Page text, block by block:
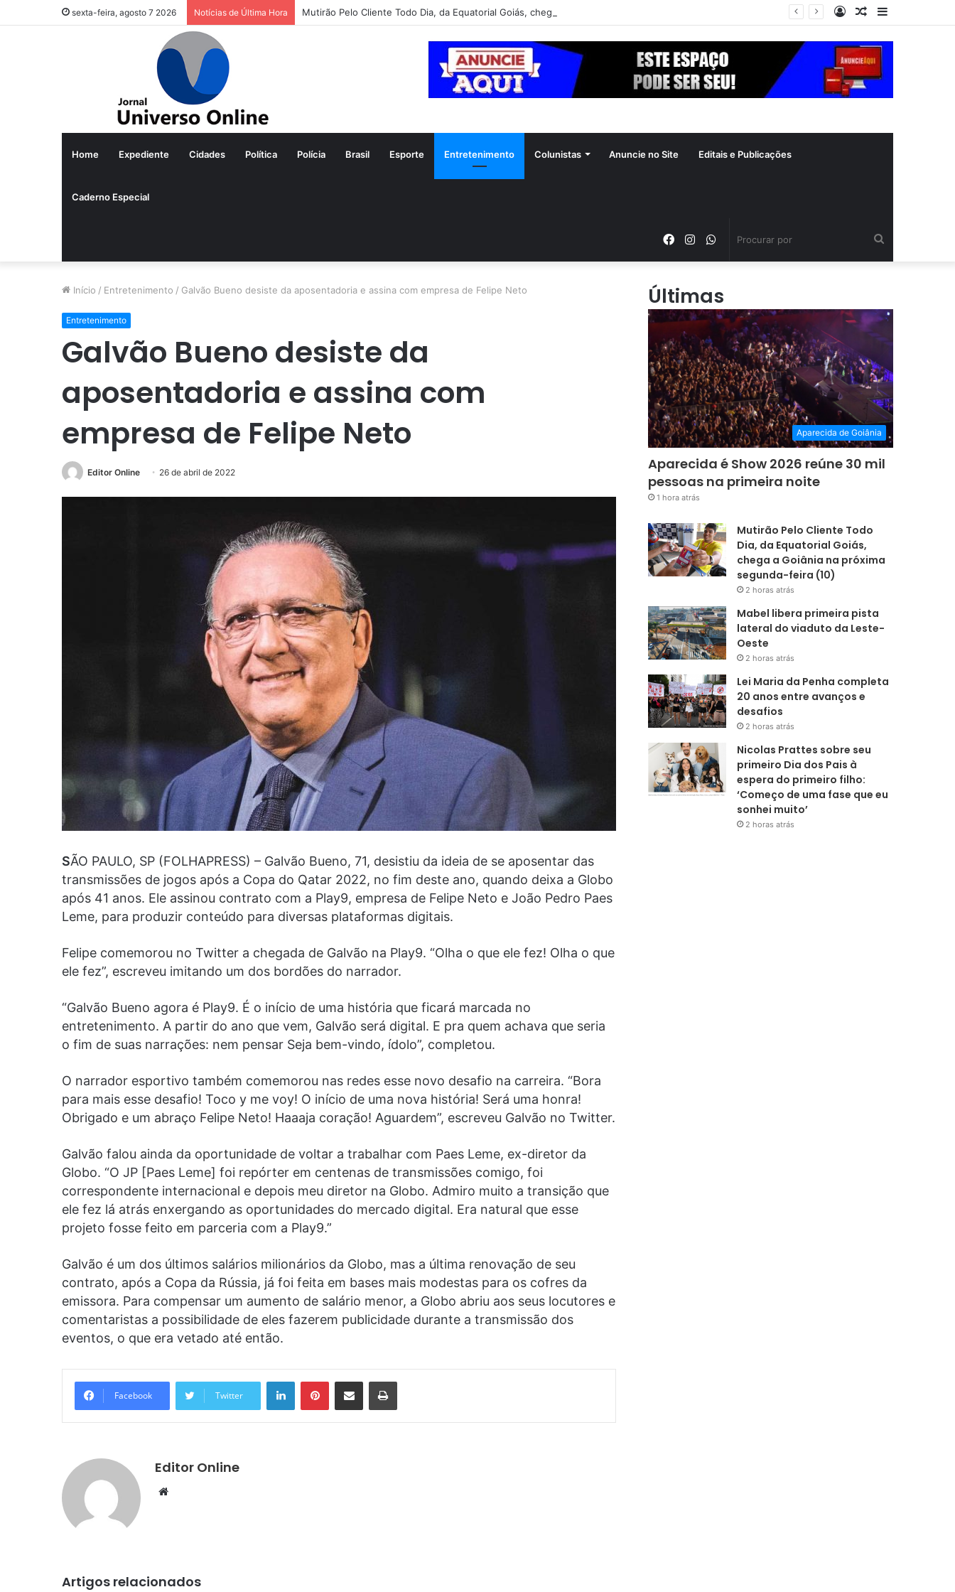
sexta-feira, agosto 7 2026 Notícias de Última Hora Mutirão Pelo Cliente Todo Dia, da Equatorial Goiás, chega a Goiânia na próxima segunda-feira (10)
Barra
Artigo
Entrar
Home Expediente Cidades Política Polícia Brasil Esporte Entretenimento Colunistas Anuncie no Site Editais e Publicações
Caderno Especial
WhatsApp
Instagram
Facebook
Início / Entretenimento / Galvão Bueno desiste da aposentadoria e assina com empresa de Felipe Neto
Entretenimento
Galvão Bueno desiste da
aposentadoria e assina com
empresa de Felipe Neto
Editor Online 26 de abril de 2022
SÃO PAULO, SP (FOLHAPRESS) – Galvão Bueno, 71, desistiu da ideia de se aposentar das
transmissões de jogos após a Copa do Qatar 2022, no fim deste ano, quando deixa a Globo
após 41 anos. Ele assinou contrato com a Play9, empresa de Felipe Neto e João Pedro Paes
Leme, para produzir conteúdo para diversas plataformas digitais.
Felipe comemorou no Twitter a chegada de Galvão na Play9. “Olha o que ele fez! Olha o que
ele fez”, escreveu imitando um dos bordões do narrador.
“Galvão Bueno agora é Play9. É o início de uma história que ficará marcada no
entretenimento. A partir do ano que vem, Galvão será digital. E pra quem achava que seria
o fim de suas narrações: nem pensar Seja bem-vindo, ídolo”, completou.
O narrador esportivo também comemorou nas redes esse novo desafio na carreira. “Bora
para mais esse desafio! Toco y me voy! O início de uma nova história! Será uma honra!
Obrigado e um abraço Felipe Neto! Haaaja coração! Aguardem”, escreveu Galvão no Twitter.
Galvão falou ainda da oportunidade de voltar a trabalhar com Paes Leme, ex-diretor da
Globo. “O JP [Paes Leme] foi repórter em centenas de transmissões comigo, foi
correspondente internacional e depois meu diretor na Globo. Admiro muito a transição que
ele fez lá atrás enxergando as oportunidades do mercado digital. Era natural que esse
projeto fosse feito em parceria com a Play9.”
Galvão é um dos últimos salários milionários da Globo, mas a última renovação de seu
contrato, após a Copa da Rússia, já foi feita em bases mais modestas para os cofres da
emissora. Para compensar um aumento de salário menor, a Globo abriu aos seus locutores e
comentaristas a possibilidade de eles fazerem publicidade durante a transmissão dos
eventos, o que era vetado até então.
Facebook Twitter
LinkedinPinterestCompartilhar via e-mail Imprimir
Editor Online
Website
Artigos relacionados
Últimas
Aparecida de Goiânia
Aparecida é Show 2026 reúne 30 mil
pessoas na primeira noite
1 hora atrás
Mutirão Pelo Cliente Todo
Dia, da Equatorial Goiás,
chega a Goiânia na próxima
segunda-feira (10)
2 horas atrás
Mabel libera primeira pista
lateral do viaduto da Leste-
Oeste
2 horas atrás
Lei Maria da Penha completa
20 anos entre avanços e
desafios
2 horas atrás
Nicolas Prattes sobre seu
primeiro Dia dos Pais à
espera do primeiro filho:
‘Começo de uma fase que eu
sonhei muito’
2 horas atrás